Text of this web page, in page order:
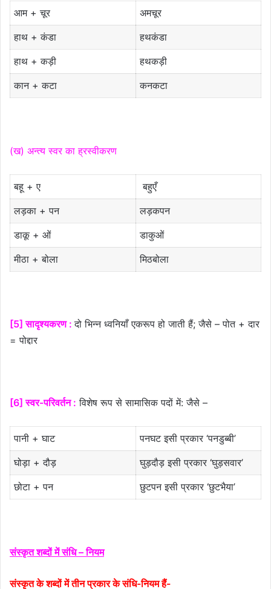
आम + चूर
अमचूर
हाथ + कंडा
हथकंडा
हाथ + कड़ी
हथकड़ी
कान + कटा
कनकटा
(ख) अन्त्य स्वर का ह्रस्वीकरण
बहू + ए
बहुएँ
लड़का + पन
लड़कपन
डाकू + ओं
डाकुओं
मीठा + बोला
मिठबोला
[5] सादृश्यकरण : दो भिन्न ध्वनियाँ एकरूप हो जाती हैं; जैसे – पोत + दार
= पोद्दार
[6] स्वर-परिवर्तन : विशेष रूप से सामासिक पदों में: जैसे –
पानी + घाट
पनघट इसी प्रकार ‘पनडुब्बी’
घोड़ा + दौड़
घुड़दौड़ इसी प्रकार ‘घुड़सवार’
छोटा + पन
छुटपन इसी प्रकार ‘छुटभैया’
संस्कृत शब्दों में संधि – नियम
संस्कृत के शब्दों में तीन प्रकार के संधि-नियम हैं-